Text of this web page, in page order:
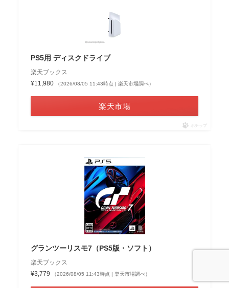
PS5用 ディスクドライブ
楽天ブックス
¥11,980
（2026/08/05 11:43時点 | 楽天市場調べ）
楽天市場
ポチップ
グランツーリスモ7（PS5版・ソフト）
楽天ブックス
¥3,779
（2026/08/05 11:43時点 | 楽天市場調べ）